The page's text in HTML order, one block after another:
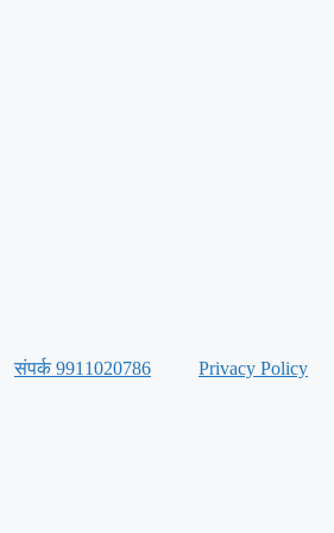
संपर्क 9911020786 Privacy Policy